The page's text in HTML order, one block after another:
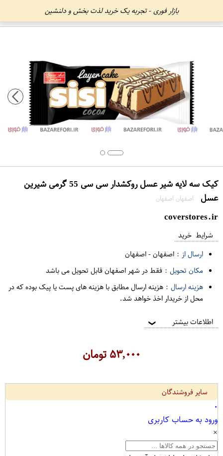
بازار فوری - تجربه یک خرید لذت بخش و دلنشین
کیک سه لایه شیر عسل روکشدار سی سی 55 گرمی شیرین
عسل
اصفهان اصفهان
coverstores.ir
شرایط خرید
ارسال از : اصفهان-اصفهان
مکان تحویل : فقط در شهر اصفهان قابل تحویل می باشد
هزینه ارسال : هزینه ارسال مطابق با هزینه های پست یا پیک بوده که در
محل از خریدار اخذ خواهد شد.
اطلاعات بیشتر ❯
۵۳,۰۰۰تومان
سایر فروشندگان
۰
ورود به حساب کاربری
×